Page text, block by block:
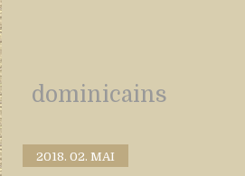
dominicains
2018. 02. MAI